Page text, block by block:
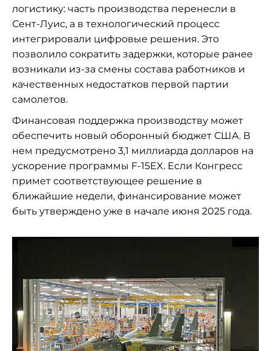
логистику: часть производства перенесли в
Сент-Луис, а в технологический процесс
интегрировали цифровые решения. Это
позволило сократить задержки, которые ранее
возникали из-за смены состава работников и
качественных недостатков первой партии
самолетов.
Финансовая поддержка производству может
обеспечить новый оборонный бюджет США. В
нем предусмотрено 3,1 миллиарда долларов на
ускорение программы F-15EX. Если Конгресс
примет соответствующее решение в
ближайшие недели, финансирование может
быть утверждено уже в начале июня 2025 года.